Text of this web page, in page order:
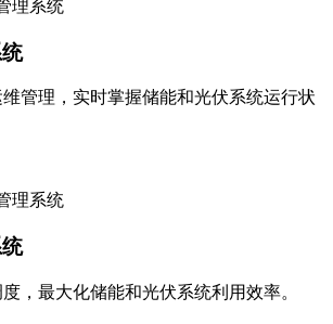
管理，实时掌握储能和光伏系统运行状
，最大化储能和光伏系统利用效率。